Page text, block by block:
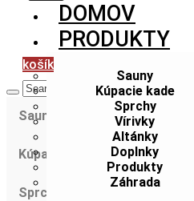
DOMOV
PRODUKTY
Sauny
Kúpacie kade
Sprchy
Vírivky
Altánky
Doplnky
Produkty
Záhrada
košík
Sauny
Kúpacie kade
Sprchy